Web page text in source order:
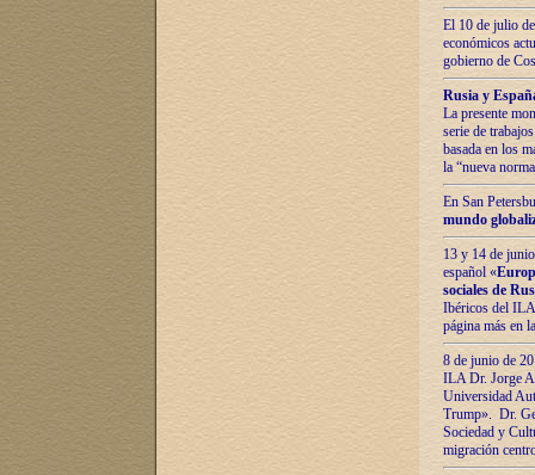
El 10 de julio
económicos
gobierno de
Rusia y
La presente
serie de
basada en los
la “nueva
En San
mundo
13 y 14 de
español «
sociales de
Ibéricos del ILA
página más en
8 de junio de
ILA Dr. Jorge
Universidad
Trump». Dr.
Sociedad y
migración